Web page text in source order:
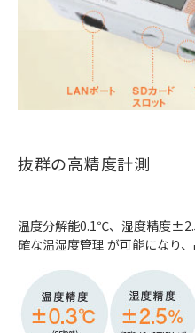
抜群の高精度計測
温度分解能0.1℃、湿度精度
確な温湿度管理 が可能になり、